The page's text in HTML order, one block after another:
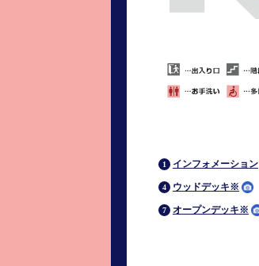
インフォメーション
ウッドデッキ※
オープンデッキ※